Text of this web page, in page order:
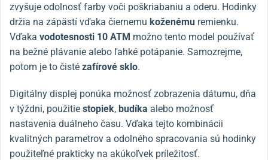
zvyšuje odolnosť farby voči poškriabaniu a oderu. Hodinky
držia na zápästí vďaka čiernemu koženému remienku.
Vďaka vodotesnosti 10 ATM možno tento model používať
na bežné plávanie alebo ľahké potápanie. Samozrejme,
potom je to čisté zafírové sklo.
Digitálny displej ponúka možnosť zobrazenia dátumu, dňa
v týždni, použitie stopiek, budíka alebo možnosť
nastavenia duálneho času. Vďaka tejto kombinácii
kvalitných parametrov a odolného spracovania sú hodinky
použiteľné prakticky na akúkoľvek príležitosť.